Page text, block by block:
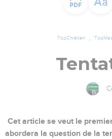
TopChrétien
Cet article se veut le
abordera la question de la